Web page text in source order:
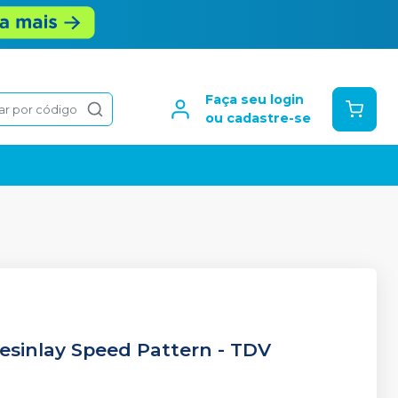
por código
Faça seu login
ou cadastre-se
Speed Pattern - TDV